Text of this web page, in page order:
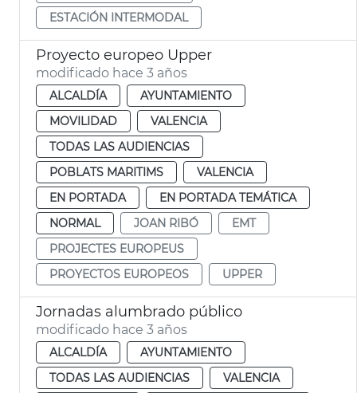
ESTACIÓN INTERMODAL
Proyecto europeo Upper
modificado hace 3 años
ALCALDÍA
AYUNTAMIENTO
MOVILIDAD
VALENCIA
TODAS LAS AUDIENCIAS
POBLATS MARITIMS
VALENCIA
EN PORTADA
EN PORTADA TEMÁTICA
NORMAL
JOAN RIBÓ
EMT
PROJECTES EUROPEUS
PROYECTOS EUROPEOS
UPPER
Jornadas alumbrado público
modificado hace 3 años
ALCALDÍA
AYUNTAMIENTO
TODAS LAS AUDIENCIAS
VALENCIA